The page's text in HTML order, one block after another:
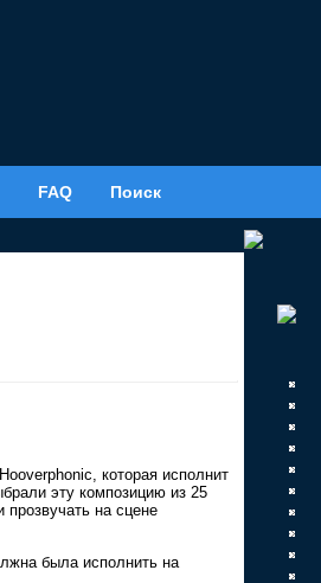
FAQ Поиск
которая исполнит
эту композицию из 25
на сцене
была исполнить на